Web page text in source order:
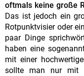
oftmals keine große
Das ist jedoch ein
Rotpunktvisier oder
paar Dinge
haben eine
mit einer
sollte man nur mit